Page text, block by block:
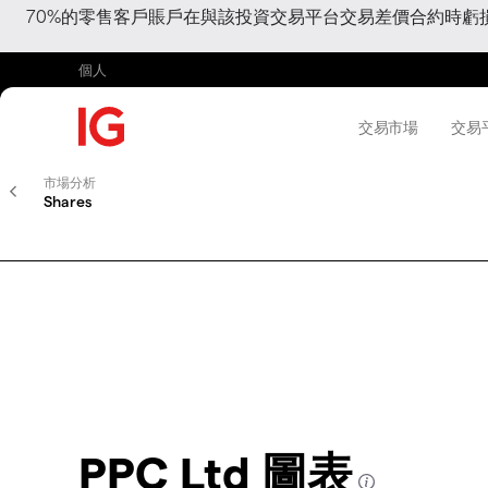
70%的零售客戶賬戶在與該投資交易平台交易差價合約時
個人
交易市場 交易
市場分析
Shares
PPC Ltd 圖表